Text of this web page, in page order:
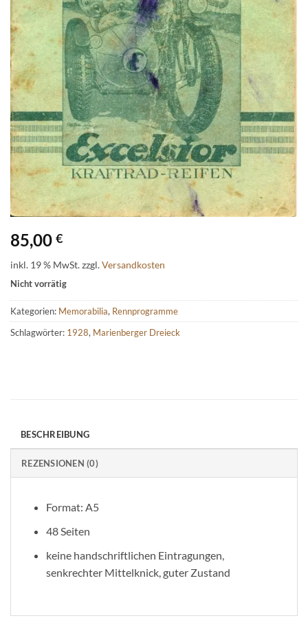
85,00 €
inkl. 19 % MwSt.zzgl.Versandkosten
Nicht vorrätig
Kategorien: Memorabilia, Rennprogramme
Schlagwörter: 1928, Marienberger Dreieck
BESCHREIBUNG
REZENSIONEN (0)
Format: A5
48 Seiten
keine handschriftlichen Eintragungen,
senkrechter Mittelknick, guter Zustand